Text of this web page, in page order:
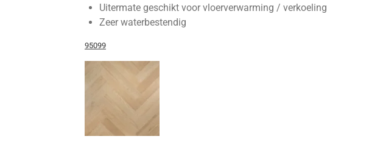
Uitermate geschikt voor vloerverwarming / verkoeling
Zeer waterbestendig
95099